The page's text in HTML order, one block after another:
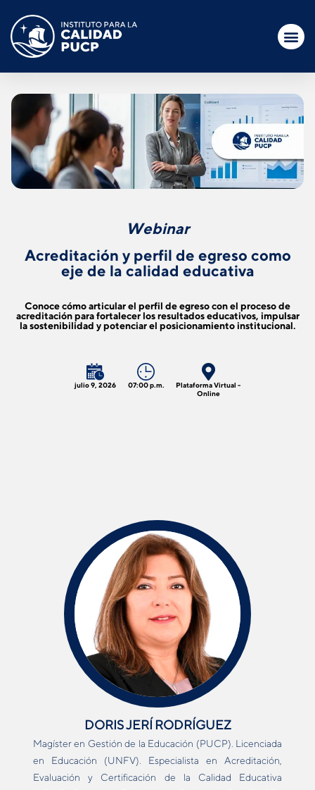
Webinar
Acreditación y perfil de egreso como
eje de la calidad educativa
Conoce cómo articular el perfil de egreso con el proceso de
acreditación para fortalecer los resultados educativos, impulsar
la sostenibilidad y potenciar el posicionamiento institucional.
julio 9, 2026 07:00 p.m.
Plataforma Virtual -
Online
DORIS JERÍ RODRÍGUEZ
Magíster en Gestión de la Educación (PUCP). Licenciada
en Educación (UNFV). Especialista en Acreditación,
Evaluación y Certificación de la Calidad Educativa